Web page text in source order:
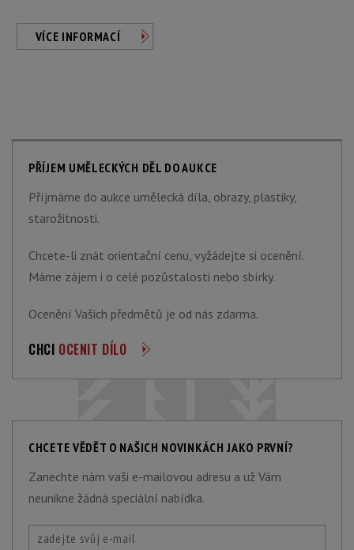
VÍCE INFORMACÍ
PŘÍJEM UMĚLECKÝCH DĚL DO AUKCE
Příjmáme do aukce umělecká díla, obrazy, plastiky,
starožitnosti.
Chcete-li znát orientační cenu, vyžádejte si ocenění.
Máme zájem i o celé pozůstalosti nebo sbírky.
Ocenění Vašich předmětů je od nás zdarma.
CHCI OCENIT DÍLO
CHCETE VĚDĚT O NAŠICH NOVINKÁCH JAKO PRVNÍ?
Zanechte nám vaši e-mailovou adresu a už Vám
neunikne žádná speciální nabídka.